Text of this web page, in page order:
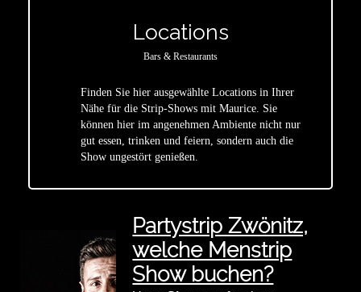
Locations
Bars & Restaurants
Finden Sie hier ausgewählte Locations in Ihrer
Nähe für die Strip-Shows mit Maurice. Sie
können hier im angenehmen Ambiente nicht nur
gut essen, trinken und feiern, sondern auch die
Show ungestört genießen.
Partystrip Zwönitz,
welche Menstrip
Show buchen?